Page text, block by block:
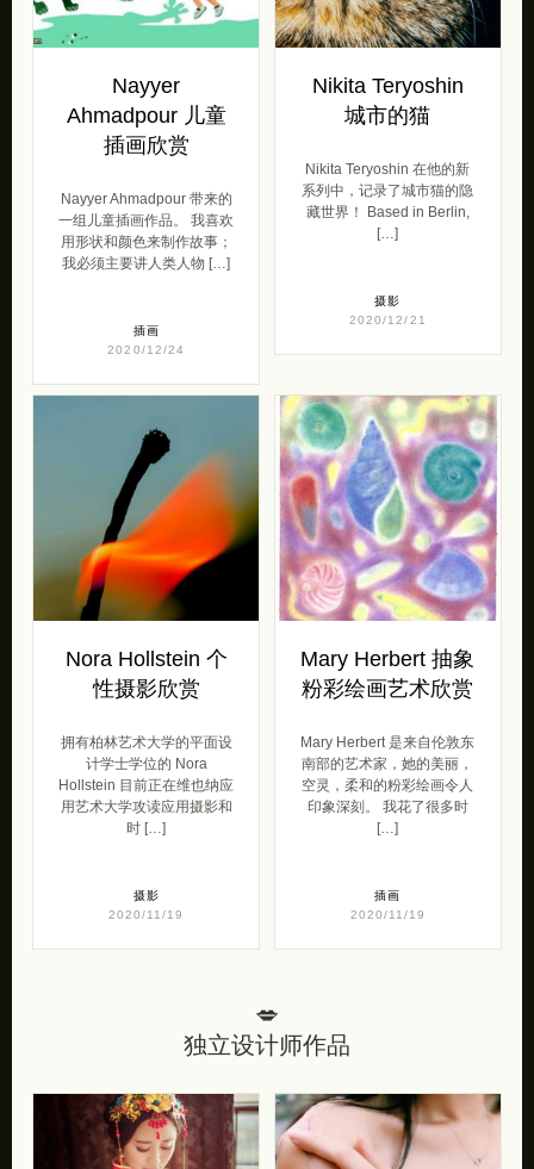
Nayyer
Ahmadpour 儿童
插画欣赏
Nayyer Ahmadpour 带来的
一组儿童插画作品。 我喜欢
用形状和颜色来制作故事；
我必须主要讲人类人物 […]
插画
2020/12/24
Nikita Teryoshin
城市的猫
Nikita Teryoshin 在他的新
系列中，记录了城市猫的隐
藏世界！ Based in Berlin,
[…]
摄影
2020/12/21
Nora Hollstein 个
性摄影欣赏
拥有柏林艺术大学的平面设
计学士学位的 Nora
Hollstein 目前正在维也纳应
用艺术大学攻读应用摄影和
时 […]
摄影
2020/11/19
Mary Herbert 抽象
粉彩绘画艺术欣赏
Mary Herbert 是来自伦敦东
南部的艺术家，她的美丽，
空灵，柔和的粉彩绘画令人
印象深刻。 我花了很多时
[…]
插画
2020/11/19
💋
独立设计师作品